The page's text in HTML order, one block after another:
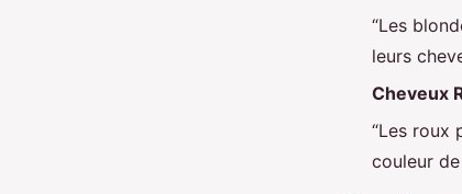
“Les
leurs
Cheveux
“Les roux
couleur